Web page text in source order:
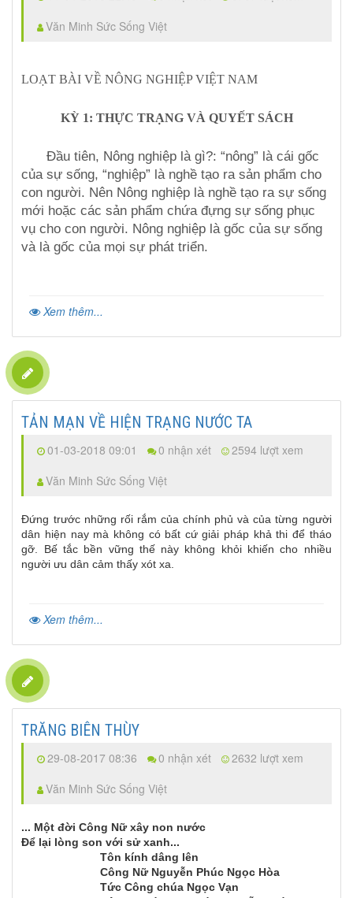
Văn Minh Sức Sống Việt
LOẠT BÀI VỀ NÔNG NGHIỆP VIỆT NAM
KỲ 1: THỰC TRẠNG VÀ QUYẾT SÁCH
Đầu tiên, Nông nghiệp là gì?: “nông” là cái gốc
của sự sống, “nghiệp” là nghề tạo ra sản phẩm cho
con người. Nên Nông nghiệp là nghề tạo ra sự sống
mới hoặc các sản phẩm chứa đựng sự sống phục
vụ cho con người. Nông nghiệp là gốc của sự sống
và là gốc của mọi sự phát triển.
Xem thêm...
TẢN MẠN VỀ HIỆN TRẠNG NƯỚC TA
01-03-2018 09:01 0 nhận xét
2594 lượt xem
Văn Minh Sức Sống Việt
Đứng trước những rối rắm của chính phủ và của từng người
dân hiện nay mà không có bất cứ giải pháp khả thi để tháo
gỡ. Bế tắc bền vững thế này không khỏi khiến cho nhiều
người ưu dân cảm thấy xót xa.
Xem thêm...
TRĂNG BIÊN THÙY
29-08-2017 08:36 0 nhận xét
2632 lượt xem
Văn Minh Sức Sống Việt
... Một đời Công Nữ xây non nước
Để lại lòng son với sử xanh...
Tôn kính dâng lên
Công Nữ Nguyễn Phúc Ngọc Hòa
Tức Công chúa Ngọc Vạn